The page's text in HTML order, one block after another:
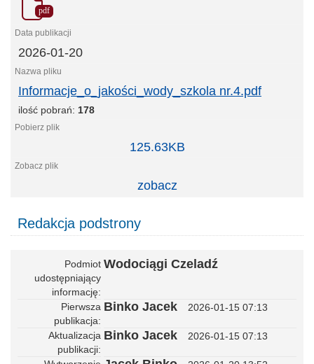
pdf
2026-01-20
Informacje_o_jakości_wody_szkola nr.4.pdf
ilość pobrań: 178
Informacje_o_jakości_wody_szkola
nr.4.pdf
125.63KB
zobacz
Redakcja podstrony
Podmiot
udostępniający
informację
Wodociągi Czeladź
Pierwsza
publikacja
Binko Jacek 2026-01-15 07:13
Aktualizacja
publikacji
Binko Jacek 2026-01-15 07:13